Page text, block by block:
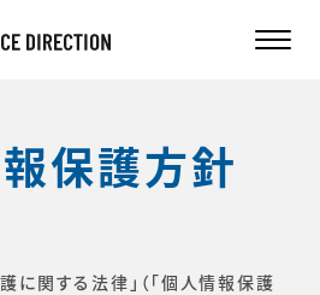
保護方針
に関する法律」（「個人情報保護